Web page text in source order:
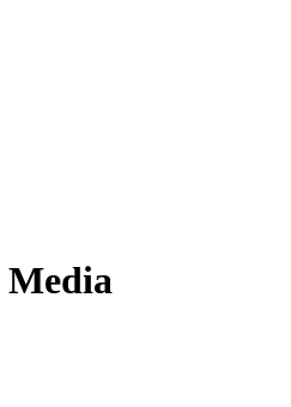
Media